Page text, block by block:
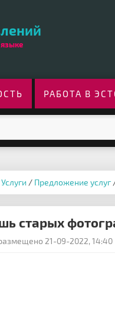
РАБОТА В
Услуги / Предложение услуг/
старых
21-09-2022, 14:40